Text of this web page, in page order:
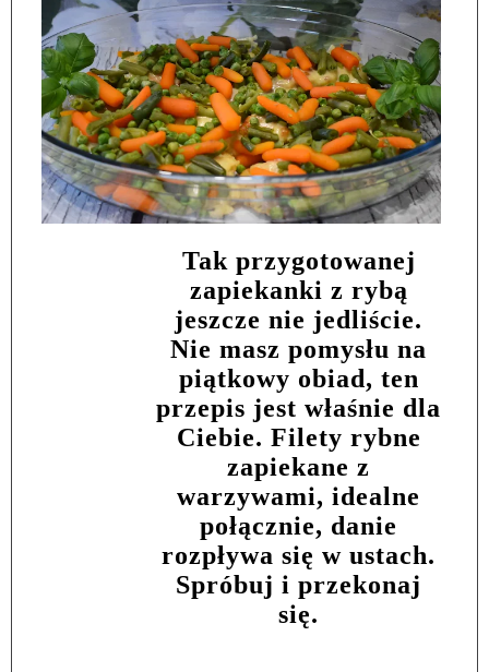
Tak przygotowanej
zapiekanki z rybą
jeszcze nie jedliście.
Nie masz pomysłu na
piątkowy obiad, ten
przepis jest właśnie dla
Ciebie. Filety rybne
zapiekane z
warzywami, idealne
połącznie, danie
rozpływa się w ustach.
Spróbuj i przekonaj
się.